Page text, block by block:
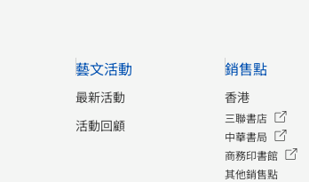
藝文活動
最新活動
活動回顧
銷售點
香港
三聯書店
中華書局
商務印書館
其他銷售點